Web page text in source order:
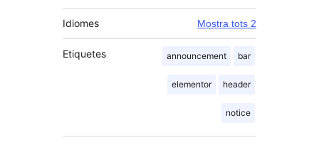
Idiomes Mostra tots 2
Etiquetes announcement bar
elementor header
notice